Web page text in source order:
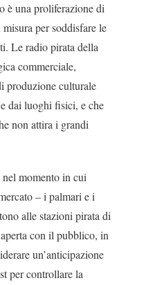
è una proliferazione di
per soddisfare le
Le radio pirata della
commerciale,
produzio­ne culturale
dai luoghi fisici, e che
non attira i grandi
momento in cui
– i palmari e i
alle stazioni pirata di
con il pubblico, in
un’anticipazione
per controllare la